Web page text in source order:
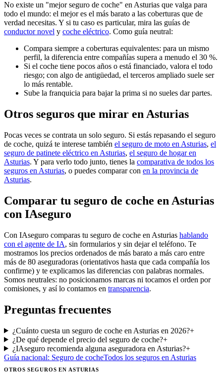
No existe un "mejor seguro de coche" en Asturias que valga para
todo el mundo: el mejor es el más barato a las coberturas que de
verdad necesitas. Y si tu caso es particular, mira las guías de
conductor novel y coche eléctrico. Como guía neutral:
Compara siempre a coberturas equivalentes: para un mismo
perfil, la diferencia entre compañías supera a menudo el 30 %.
Si el coche tiene pocos años o está financiado, valora el todo
riesgo; con algo de antigüedad, el terceros ampliado suele ser
lo más rentable.
Sube la franquicia para bajar la prima si no sueles dar partes.
Otros seguros que mirar en Asturias
Pocas veces se contrata un solo seguro. Si estás repasando el seguro
de coche, quizá te interese también el seguro de moto en Asturias, el
seguro de patinete eléctrico en Asturias, el seguro de hogar en
Asturias. Y para verlo todo junto, tienes la comparativa de todos los
seguros en Asturias, o puedes comparar con en la provincia de
Asturias.
Comparar tu seguro de coche en Asturias
con IAseguro
Con IAseguro comparas tu seguro de coche en Asturias hablando
con el agente de IA, sin formularios y sin dejar el teléfono. Te
mostramos los precios ordenados de más barato a más caro entre
más de 80 aseguradoras (orientativos hasta que cada compañía los
confirme) y te explicamos las diferencias con palabras normales.
Somos neutrales: no posicionamos marcas ni tocamos el orden por
comisiones, y así lo contamos en transparencia.
Preguntas frecuentes
¿Cuánto cuesta un seguro de coche en Asturias en 2026?+
¿De qué depende el precio del seguro de coche?+
¿IAseguro recomienda alguna aseguradora en Asturias?+
Guía nacional: Seguro de cocheTodos los seguros en Asturias
OTROS SEGUROSEN ASTURIAS